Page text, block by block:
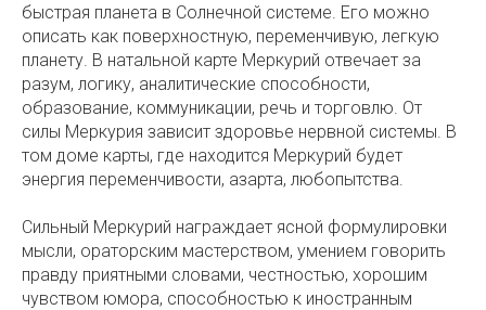
быстрая планета в Солнечной системе. Его можно
описать как поверхностную, переменчивую, легкую
планету. В натальной карте Меркурий отвечает за
разум, логику, аналитические способности,
образование, коммуникации, речь и торговлю. От
силы Меркурия зависит здоровье нервной системы. В
том доме карты, где находится Меркурий будет
энергия переменчивости, азарта, любопытства.
Сильный Меркурий награждает ясной формулировки
мысли, ораторским мастерством, умением говорить
правду приятными словами, честностью, хорошим
чувством юмора, способностью к иностранным